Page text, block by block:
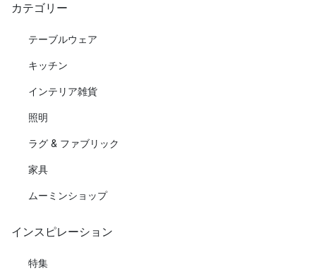
カテゴリー
テーブルウェア
キッチン
インテリア雑貨
照明
ラグ & ファブリック
家具
ムーミンショップ
インスピレーション
特集